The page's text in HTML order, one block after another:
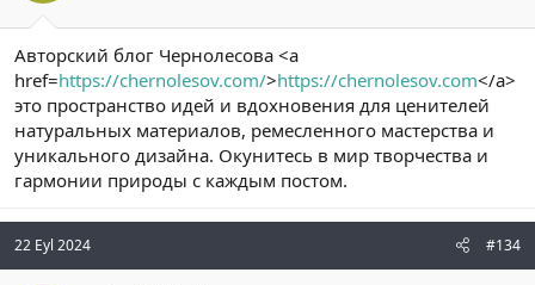
Авторский блог Чернолесова <a
href=https://chernolesov.com/>https://chernolesov.com</a>
это пространство идей и вдохновения для ценителей
натуральных материалов, ремесленного мастерства и
уникального дизайна. Окунитесь в мир творчества и
гармонии природы с каждым постом.
22 Eyl 2024 #134